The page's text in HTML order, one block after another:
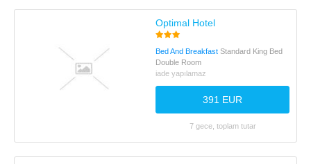
Optimal Hotel
Bed And Breakfast Standard King Bed
Double Room
iade yapılamaz
391 EUR
7 gece, toplam tutar